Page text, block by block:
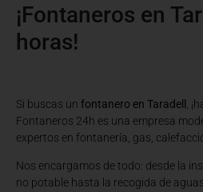
¡Fontaneros en
horas!
Si buscas un fontanero en Taradell
,
Fontaneros 24h es una empresa
expertos en fontanería, gas,
Nos encargamos de todo: desde la
no potable hasta la recogida de